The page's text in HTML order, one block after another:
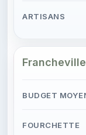
Francheville